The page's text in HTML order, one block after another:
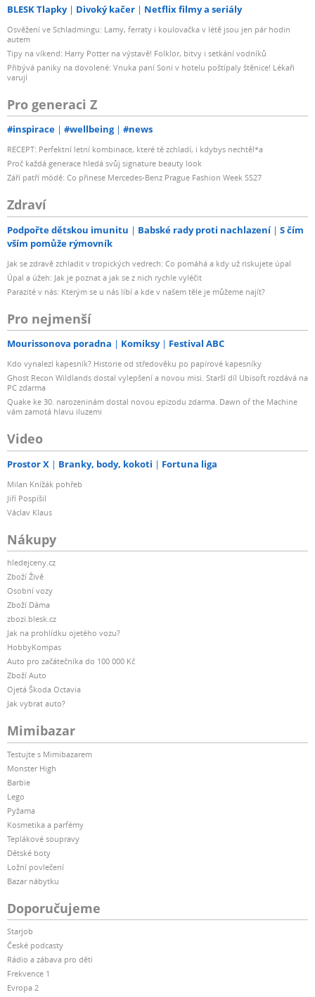
BLESK Tlapky Divoký kačer Netflix filmy a seriály
Osvěžení ve Schladmingu: Lamy, ferraty i koulovačka v létě jsou jen pár hodin
autem
Tipy na víkend: Harry Potter na výstavě! Folklor, bitvy i setkání vodníků
Přibývá paniky na dovolené: Vnuka paní Soni v hotelu poštípaly štěnice! Lékaři
varují
Pro generaci Z
#inspirace #wellbeing #news
RECEPT: Perfektní letní kombinace, které tě zchladí, i kdybys nechtěl*a
Proč každá generace hledá svůj signature beauty look
Září patří módě: Co přinese Mercedes-Benz Prague Fashion Week SS27
Zdraví
Podpořte dětskou imunitu Babské rady proti nachlazení
S čím
vším pomůže rýmovník
Jak se zdravě zchladit v tropických vedrech: Co pomáhá a kdy už riskujete úpal
Úpal a úžeh: Jak je poznat a jak se z nich rychle vyléčit
Parazité v nás: Kterým se u nás líbí a kde v našem těle je můžeme najít?
Pro nejmenší
Mourissonova poradna Komiksy Festival ABC
Kdo vynalezl kapesník? Historie od středověku po papírové kapesníky
Ghost Recon Wildlands dostal vylepšení a novou misi. Starší díl Ubisoft rozdává na
PC zdarma
Quake ke 30. narozeninám dostal novou epizodu zdarma. Dawn of the Machine
vám zamotá hlavu iluzemi
Video
Prostor X Branky, body, kokoti Fortuna liga
Milan Knížák pohřeb
Jiří Pospíšil
Václav Klaus
Nákupy
hledejceny.cz
Zboží Živě
Osobní vozy
Zboží Dáma
zbozi.blesk.cz
Jak na prohlídku ojetého vozu?
HobbyKompas
Auto pro začátečníka do 100 000 Kč
Zboží Auto
Ojetá Škoda Octavia
Jak vybrat auto?
Mimibazar
Testujte s Mimibazarem
Monster High
Barbie
Lego
Pyžama
Kosmetika a parfémy
Teplákové soupravy
Dětské boty
Ložní povlečení
Bazar nábytku
Doporučujeme
Starjob
České podcasty
Rádio a zábava pro děti
Frekvence 1
Evropa 2